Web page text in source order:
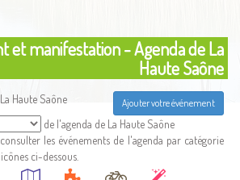
et manifestation - Agenda de La
Haute Saône
Haute Saône Ajouter votre événement
de l'agenda de La Haute Saône
les événements de l'agenda par catégorie
ci-dessous.